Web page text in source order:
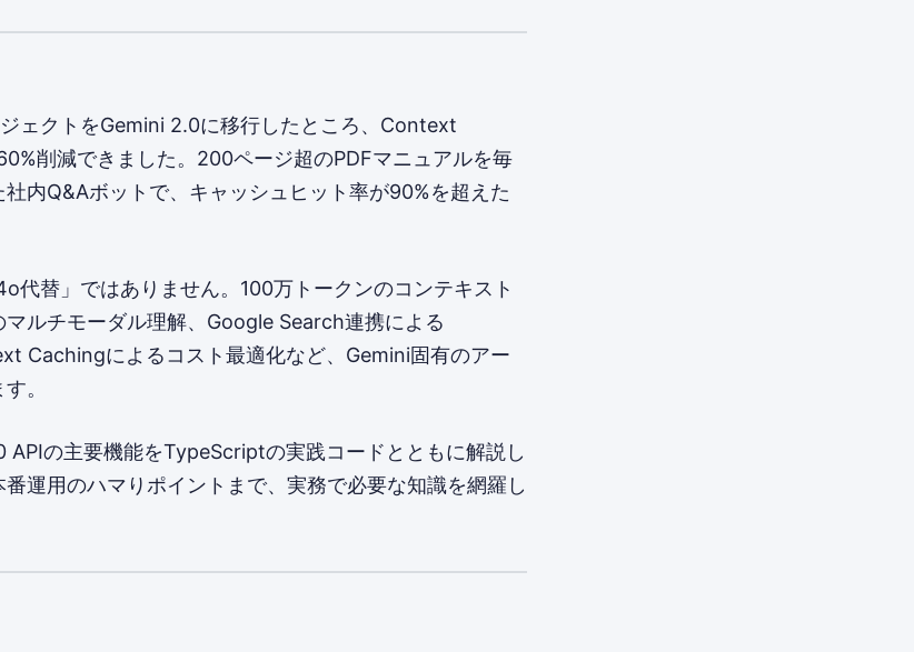
ェクトをGemini 2.0に移行したところ、Context
削減できました。200ページ超のPDFマニュアルを毎
内Q&Aボットで、キャッシュヒット率が90%を超えた
代替」ではありません。100万トークンのコンテキスト
ルチモーダル理解、Google Search連携による
Cachingによるコスト最適化など、Gemini固有のアー
。
APIの主要機能をTypeScriptの実践コードとともに解説し
運用のハマりポイントまで、実務で必要な知識を網羅し